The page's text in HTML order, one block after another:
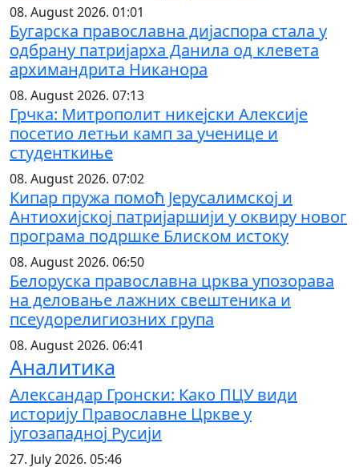
08. August 2026. 01:01
Бугарска православна дијаспора стала у
одбрану патријарха Данила од клевета
архимандрита Никанора
08. August 2026. 07:13
Грчка: Митрополит никејски Алексије
посетио летњи камп за ученице и
студенткиње
08. August 2026. 07:02
Кипар пружа помоћ Јерусалимској и
Антиохијској патријаршији у оквиру новог
програма подршке Блиском истоку
08. August 2026. 06:50
Белоруска православна црква упозорава
на деловање лажних свештеника и
псеудорелигиозних група
08. August 2026. 06:41
Аналитика
Александар Гронски: Како ПЦУ види
историју Православне Цркве у
југозападној Русији
27. July 2026. 05:46